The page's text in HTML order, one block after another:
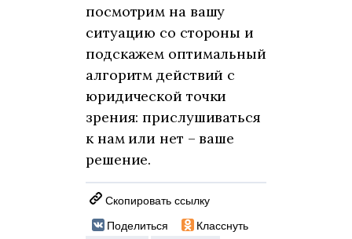
посмотрим на вашу
ситуацию со стороны и
подскажем оптимальный
алгоритм действий с
юридической точки
зрения: прислушиваться
к нам или нет – ваше
решение.
Скопировать ссылку
Поделиться
Класснуть